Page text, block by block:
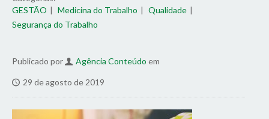
GESTÃO
Medicina do Trabalho
Qualidade
Segurança do Trabalho
Publicado por Agência Conteúdo em
29 de agosto de 2019